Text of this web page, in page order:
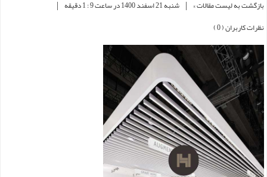
بازگشت به لیست مقالات » | شنبه 21 اسفند 1400 در ساعت 9 : 1 دقیقه |
نظرات کاربران ( 0 )